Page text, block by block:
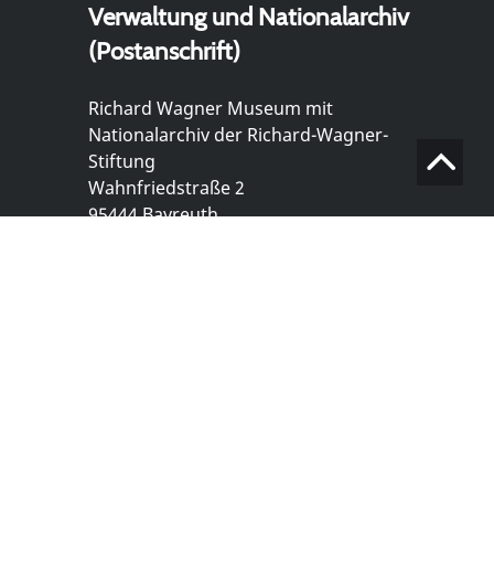
Verwaltung und Nationalarchiv
(Postanschrift)
Richard Wagner Museum mit
Nationalarchiv der Richard-Wagner-
Stiftung
Wahnfriedstraße 2
95444 Bayreuth